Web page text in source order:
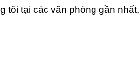
tôi tại các văn phòng gần nhất,